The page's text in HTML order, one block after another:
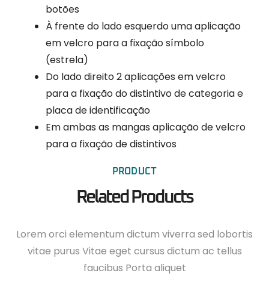
botões
À frente do lado esquerdo uma aplicação
em velcro para a fixação símbolo
(estrela)
Do lado direito 2 aplicações em velcro
para a fixação do distintivo de categoria e
placa de identificação
Em ambas as mangas aplicação de velcro
para a fixação de distintivos
PRODUCT
Related Products
Lorem orci elementum dictum viverra sed lobortis
vitae purus Vitae eget cursus dictum ac tellus
faucibus Porta aliquet